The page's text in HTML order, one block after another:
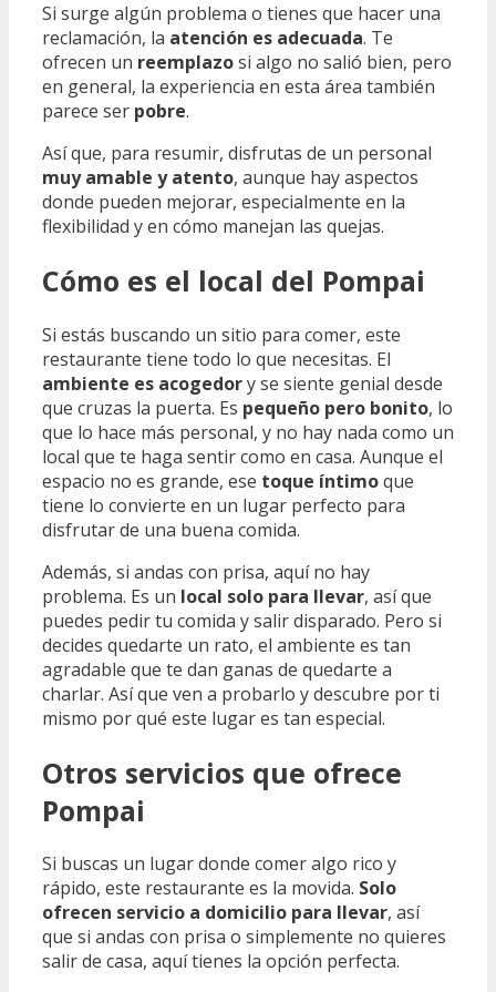
Si surge algún problema o tienes que hacer una
reclamación, la atención es adecuada. Te
ofrecen un reemplazosi algo no salió bien, pero
en general, la experiencia en esta área también
parece ser pobre.
Así que, para resumir, disfrutas de un personal
muy amable y atento, aunque hay aspectos
donde pueden mejorar, especialmente en la
flexibilidad y en cómo manejan las quejas.
Cómo es el local del Pompai
Si estás buscando un sitio para comer, este
restaurante tiene todo lo que necesitas. El
ambiente es acogedory se siente genial desde
que cruzas la puerta. Es pequeño pero bonito, lo
que lo hace más personal, y no hay nada como un
local que te haga sentir como en casa. Aunque el
espacio no es grande, ese toque íntimoque
tiene lo convierte en un lugar perfecto para
disfrutar de una buena comida.
Además, si andas con prisa, aquí no hay
problema. Es un local solo para llevar, así que
puedes pedir tu comida y salir disparado. Pero si
decides quedarte un rato, el ambiente es tan
agradable que te dan ganas de quedarte a
charlar. Así que ven a probarlo y descubre por ti
mismo por qué este lugar es tan especial.
Otros servicios que ofrece
Pompai
Si buscas un lugar donde comer algo rico y
rápido, este restaurante es la movida. Solo
ofrecen servicio a domicilio para llevar, así
que si andas con prisa o simplemente no quieres
salir de casa, aquí tienes la opción perfecta.